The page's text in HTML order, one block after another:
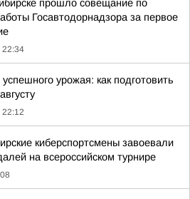
прошло совещание по
Госавтодорнадзора за первое
22:34
урожая: как подготовить
22:12
киберспортсмены завоевали
на всероссийском турнире